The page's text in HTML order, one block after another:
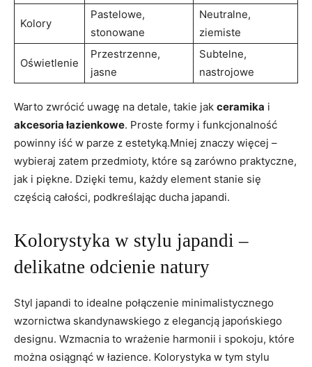
Kolory
Pastelowe,
stonowane
Neutralne,
ziemiste
Oświetlenie
Przestrzenne,
jasne
Subtelne,
nastrojowe
Warto zwrócić uwagę na detale, takie jak ceramika i
akcesoria łazienkowe. Proste formy i funkcjonalność
powinny iść w parze z estetyką.Mniej znaczy więcej –
wybieraj zatem przedmioty, które są zarówno praktyczne,
jak i piękne. Dzięki temu, każdy element stanie się
częścią całości, podkreślając ducha japandi.
Kolorystyka w stylu japandi –
delikatne odcienie natury
Styl japandi to idealne połączenie minimalistycznego
wzornictwa skandynawskiego z elegancją japońskiego
designu. Wzmacnia to wrażenie harmonii i spokoju, które
można osiągnąć w łazience. Kolorystyka w tym stylu